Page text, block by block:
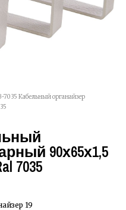
7035 Кабельный органайзер
90х65х1,5
7035
19